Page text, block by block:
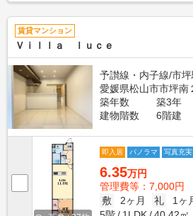
賃貸マンション
Ｖｉｌｌａ ｌｕｃｅ
予讃線・内子線/市
愛媛県松山市市坪南
築年数
築3年
建物階数
6階建
即入居 パノラマ 写真充実
6.35万円
管理費等：7,000円
敷
2ヶ月 礼
1ヶ